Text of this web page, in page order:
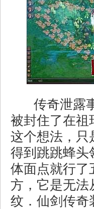
传奇泄露
被封住了在祖
这个想法，只
得到跳跳蜂头
体面点就行了
方，它是无法
纹．仙剑传奇